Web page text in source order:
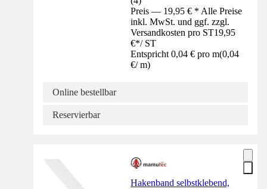
Preis — 19,95 € * Alle Preise
inkl. MwSt. und ggf. zzgl.
Versandkosten pro ST19,95
€*/ ST
Entspricht 0,04 € pro m(0,04
€/ m)
Online bestellbar
Reservierbar
Hakenband selbstklebend,